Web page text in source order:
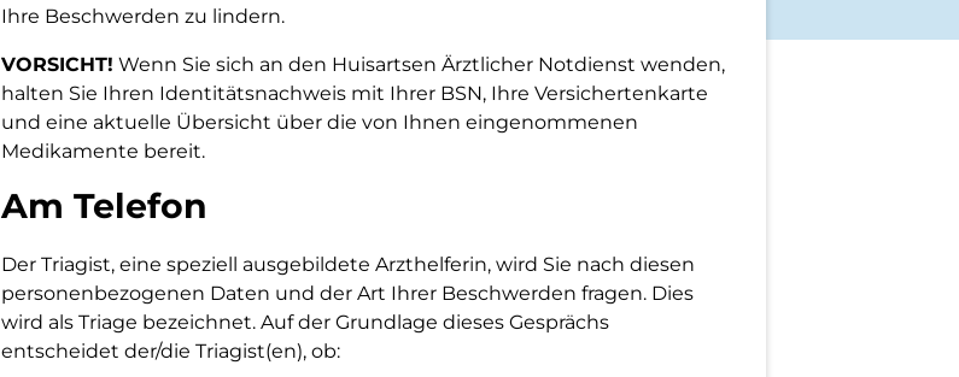
Ihre Beschwerden zu lindern.
VORSICHT! Wenn Sie sich an den Huisartsen Ärztlicher Notdienst wenden,
halten Sie Ihren Identitätsnachweis mit Ihrer BSN, Ihre Versichertenkarte
und eine aktuelle Übersicht über die von Ihnen eingenommenen
Medikamente bereit.
Am Telefon
Der Triagist, eine speziell ausgebildete Arzthelferin, wird Sie nach diesen
personenbezogenen Daten und der Art Ihrer Beschwerden fragen. Dies
wird als Triage bezeichnet. Auf der Grundlage dieses Gesprächs
entscheidet der/die Triagist(en), ob: